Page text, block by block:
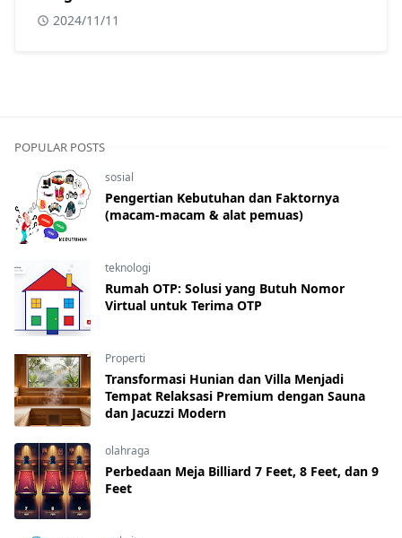
2024/11/11
POPULAR POSTS
sosial
Pengertian Kebutuhan dan Faktornya
(macam-macam & alat pemuas)
teknologi
Rumah OTP: Solusi yang Butuh Nomor
Virtual untuk Terima OTP
Properti
Transformasi Hunian dan Villa Menjadi
Tempat Relaksasi Premium dengan Sauna
dan Jacuzzi Modern
olahraga
Perbedaan Meja Billiard 7 Feet, 8 Feet, dan 9
Feet